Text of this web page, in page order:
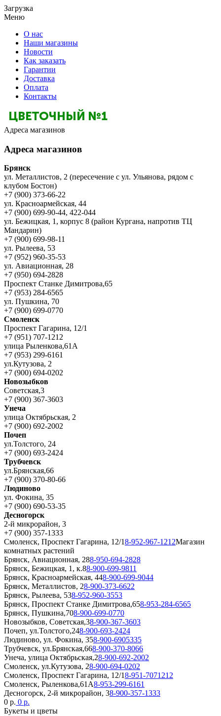
Загрузка
Меню
О нас
Наши магазины
Новости
Как заказать
Гарантии
Доставка
Оплата
Контакты
Адреса магазинов
Адреса магазинов
Брянск
ул. Металлистов, 2 (пересечение с ул. Ульянова, рядом с
клубом Бостон)
+7 (900) 373-66-22
ул. Красноармейская, 44
+7 (900) 699-90-44, 422-044
ул. Бежицкая, 1, корпус 8 (район Кургана, напротив ТЦ
Мандарин)
+7 (900) 699-98-11
ул. Рылеева, 53
+7 (952) 960-35-53
ул. Авиационная, 28
+7 (950) 694-2828
Проспект Станке Димитрова,65
+7 (953) 284-6565
ул. Пушкина, 70
+7 (900) 699-0770
Смоленск
Проспект Гагарина, 12/1
+7 (951) 707-1212
улица Рыленкова,61А
+7 (953) 299-6161
ул.Кутузова, 2
+7 (900) 694-0202
Новозыбков
Советская,3
+7 (900) 367-3603
Унеча
улица Октябрьская, 2
+7 (900) 692-2002
Почеп
ул.Толстого, 24
+7 (900) 693-2424
Трубчевск
ул.Брянская,66
+7 (900) 370-80-66
Людиново
ул. Фокина, 35
+7 (900) 690-53-35
Десногорск
2-й микрорайон, 3
+7 (900) 357-1333
Смоленск, Проспект Гагарина, 12/18-952-967-1212Магазин
комнатных растений
Брянск, Авиационная, 288-950-694-2828
Брянск, Бежицкая, 1, к.88-900-699-9811
Брянск, Красноармейская, 448-900-699-9044
Брянск, Металлистов, 28-900-373-6622
Брянск, Рылеева, 538-952-960-3553
Брянск, Проспект Станке Димитрова,658-953-284-6565
Брянск, Пушкина,708-900-699-0770
Новозыбков, Советская,38-900-367-3603
Почеп, ул.Толстого,248-900-693-2424
Людиново, ул. Фокина, 358-900-6905335
Трубчевск, ул.Брянская,668-900-370-8066
Унеча, улица Октябрьская,28-900-692-2002
Смоленск, ул.Кутузова, 28-900-694-0202
Смоленск, Проспект Гагарина, 12/18-951-7071212
Смоленск, Рыленкова,61А8-953-299-6161
Десногорск, 2-й микрорайон, 38-900-357-1333
0 р. 0 р.
Букеты и цветы